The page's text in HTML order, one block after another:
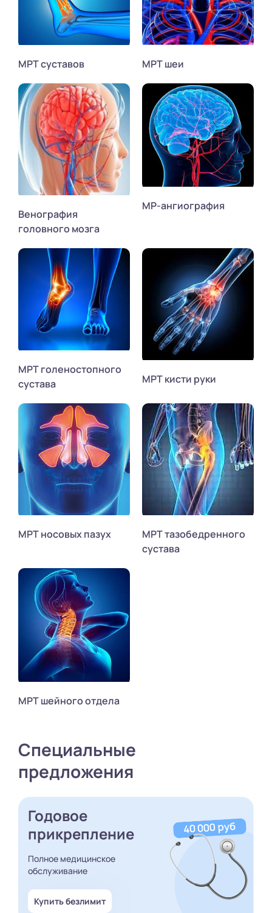
МРТ суставов МРТ шеи
Венография
головного мозга
МР-ангиография
МРТ голеностопного
сустава
МРТ кисти руки
МРТ носовых пазух
МРТ тазобедренного
сустава
МРТ шейного отдела
Специальные
предложения
Годовое
прикрепление
Полное медицинское
обслуживание
Купить безлимит